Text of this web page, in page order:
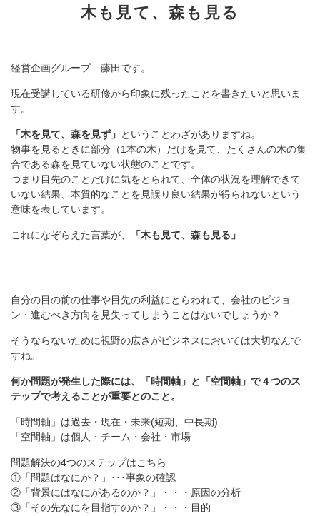
木も見て、森も見る
経営企画グループ 藤田です。
現在受講している研修から印象に残ったことを書きたいと思いま
す。
「木を見て、森を見ず」 ということわざがありますね。
物事を見るときに部分（1本の木）だけを見て、たくさんの木の集
合である森を見ていない状態のことです。
つまり目先のことだけに気をとられて、全体の状況を理解できて
いない結果、本質的なことを見誤り良い結果が得られないという
意味を表しています。
これになぞらえた言葉が、 「木も見て、森も見る」
自分の目の前の仕事や目先の利益にとらわれて、会社のビジョ
ン・進むべき方向を見失ってしまうことはないでしょうか？
そうならないために視野の広さがビジネスにおいては大切なんで
すね。
何か問題が発生した際には、「時間軸」と「空間軸」で４つのス
テップで考えることが重要とのこと。
「時間軸」は過去・現在・未来(短期、中長期)
「空間軸」は個人・チーム・会社・市場
問題解決の4つのステップはこちら
①「問題はなにか？」･･･事象の確認
②「背景にはなにがあるのか？」・・・原因の分析
③「その先なにを目指すのか？」・・・目的